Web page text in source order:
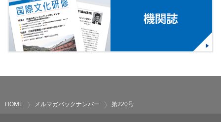
HOME メルマガバックナンバー 第220号